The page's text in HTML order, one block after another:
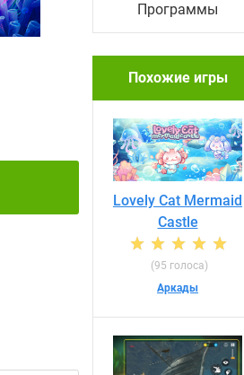
Программы
Похожие игры
Lovely Cat Mermaid
Castle
(95 голоса)
Аркады